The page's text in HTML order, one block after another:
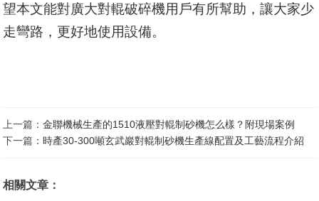
望本文能對廣大對輥破碎機用戶有所幫助，讓大家少
走彎路，更好地使用設備。
上一篇：金聯機械生產的1510液壓對輥制砂機怎么樣？附現場案例
下一篇：時產30-300噸玄武巖對輥制砂機生產線配置及工藝流程介紹
相關文章：